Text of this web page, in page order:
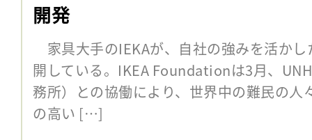
開発
家具大手のIEKAが、自社の強みを活かし
開している。IKEA Foundationは3月、
務所）との協働により、世界中の難民の人
の高い […]